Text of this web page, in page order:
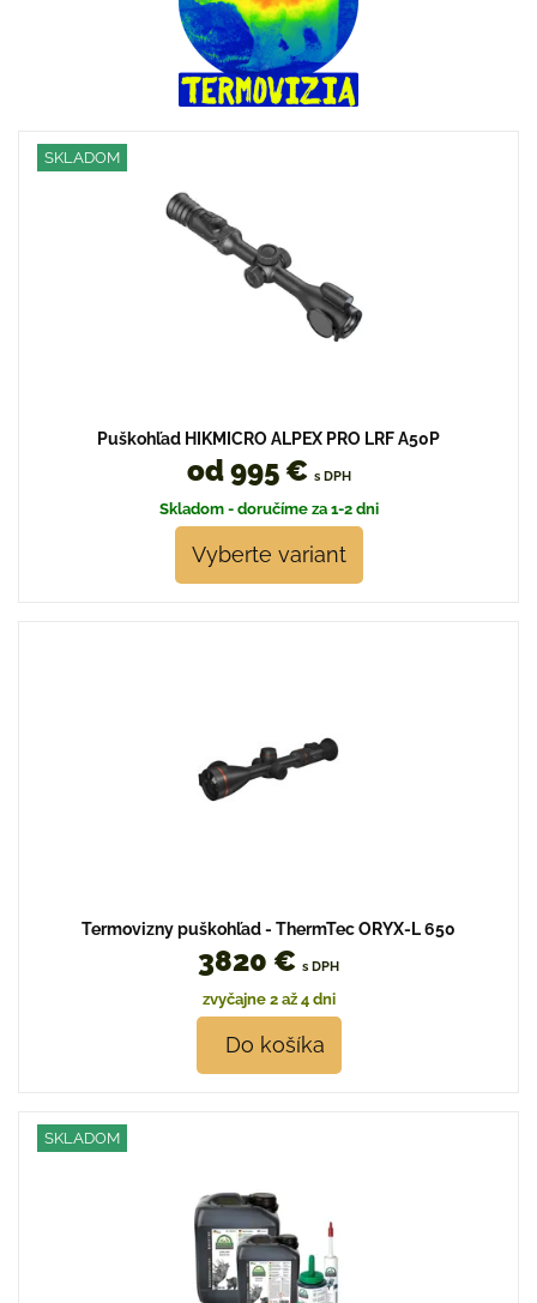
SKLADOM
Puškohľad HIKMICRO ALPEX PRO LRF A50P
od 995 € s DPH
Skladom - doručíme za 1-2 dni
Vyberte variant
Termovizny puškohľad - ThermTec ORYX-L 650
3820 € s DPH
zvyčajne 2 až 4 dni
Do košíka
SKLADOM